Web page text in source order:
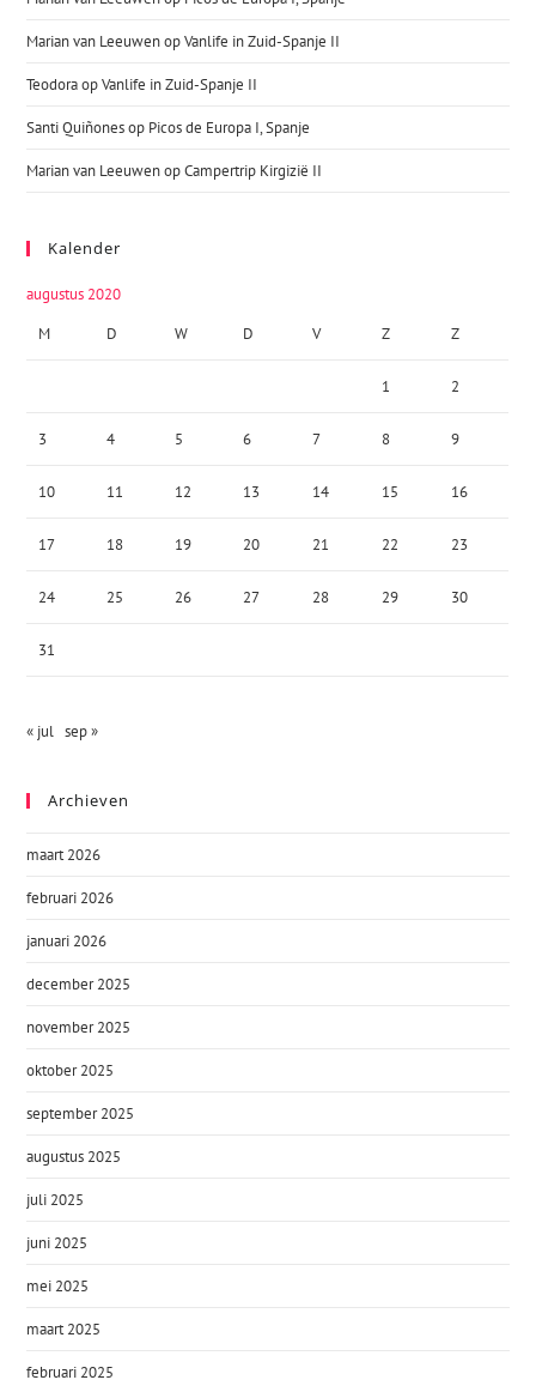
Marian van LeeuwenopVanlife in Zuid-Spanje II
TeodoraopVanlife in Zuid-Spanje II
Santi Quiñonesop Picos de Europa I, Spanje
Marian van LeeuwenopCampertrip Kirgizië II
Kalender
augustus 2020
M
D W D V Z Z
1 2
3 4 5 6 7 8 9
10 11 12 13 14 15 16
17 18 19 20 21 22 23
24 25 26 27 28 29 30
31
« jul sep »
Archieven
maart 2026
februari 2026
januari 2026
december 2025
november 2025
oktober 2025
september 2025
augustus 2025
juli 2025
juni 2025
mei 2025
maart 2025
februari 2025